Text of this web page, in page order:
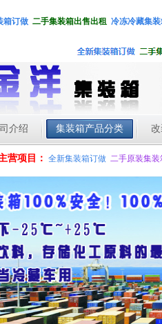
箱订做 二手集装箱出售出租 冷冻冷藏集
介绍 集装箱产品分类
营项目： 全新集装箱订做 二手原装集装